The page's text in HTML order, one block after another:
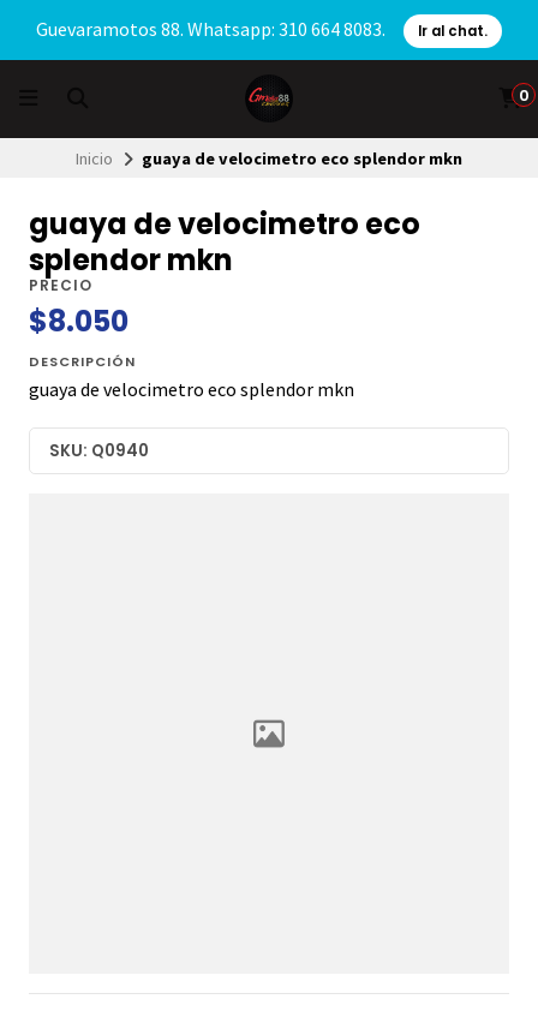
Guevaramotos 88. Whatsapp: 310 664 8083. Ir al chat.
0
Inicio guaya de velocimetro eco splendor mkn
guaya de velocimetro eco
splendor mkn
PRECIO
$8.050
DESCRIPCIÓN
guaya de velocimetro eco splendor mkn
SKU: Q0940